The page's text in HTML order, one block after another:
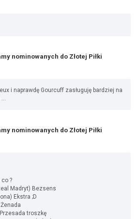
nominowanych do Złotej Piłki
i naprawdę Gourcuff zasługuję bardziej na
nominowanych do Złotej Piłki
?
Madryt) Bezsens
Ekstra ;D
troszkę